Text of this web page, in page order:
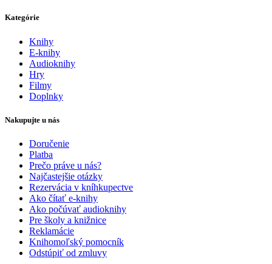
Kategórie
Knihy
E-knihy
Audioknihy
Hry
Filmy
Doplnky
Nakupujte u nás
Doručenie
Platba
Prečo práve u nás?
Najčastejšie otázky
Rezervácia v kníhkupectve
Ako čítať e-knihy
Ako počúvať audioknihy
Pre školy a knižnice
Reklamácie
Knihomoľský pomocník
Odstúpiť od zmluvy